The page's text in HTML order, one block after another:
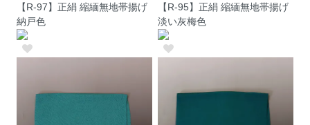
【R-97】正絹 縮緬無地帯揚げ
納戸色
【R-95】正絹 縮緬無地帯揚げ
淡い灰梅色